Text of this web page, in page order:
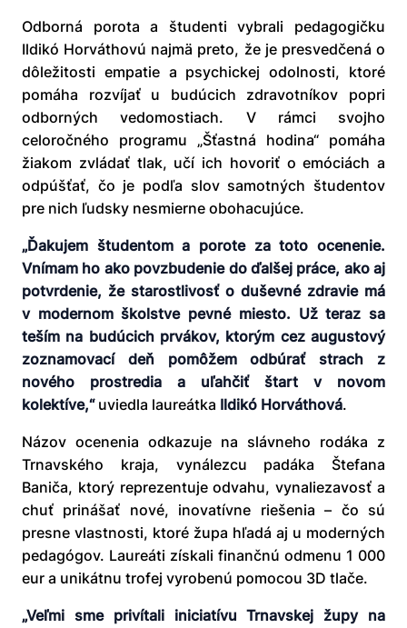
Odborná porota a študenti vybrali pedagogičku
Ildikó Horváthovú najmä preto, že je presvedčená o
dôležitosti empatie a psychickej odolnosti, ktoré
pomáha rozvíjať u budúcich zdravotníkov popri
odborných vedomostiach. V rámci svojho
celoročného programu „Šťastná hodina“ pomáha
žiakom zvládať tlak, učí ich hovoriť o emóciách a
odpúšťať, čo je podľa slov samotných študentov
pre nich ľudsky nesmierne obohacujúce.
„Ďakujem študentom a porote za toto ocenenie.
Vnímam ho ako povzbudenie do ďalšej práce, ako aj
potvrdenie, že starostlivosť o duševné zdravie má
v modernom školstve pevné miesto. Už teraz sa
teším na budúcich prvákov, ktorým cez augustový
zoznamovací deň pomôžem odbúrať strach z
nového prostredia a uľahčiť štart v novom
kolektíve,“uviedla laureátka Ildikó Horváthová.
Názov ocenenia odkazuje na slávneho rodáka z
Trnavského kraja, vynálezcu padáka Štefana
Baniča, ktorý reprezentuje odvahu, vynaliezavosť a
chuť prinášať nové, inovatívne riešenia – čo sú
presne vlastnosti, ktoré župa hľadá aj u moderných
pedagógov. Laureáti získali finančnú odmenu 1 000
eur a unikátnu trofej vyrobenú pomocou 3D tlače.
„Veľmi sme privítali iniciatívu Trnavskej župy na